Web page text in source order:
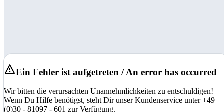
Ein Fehler ist aufgetreten / An error has occurred
Wir bitten die verursachten Unannehmlichkeiten zu entschuldigen!
Wenn Du Hilfe benötigst, steht Dir unser Kundenservice unter +49
(0)30 - 81097 - 601 zur Verfügung.